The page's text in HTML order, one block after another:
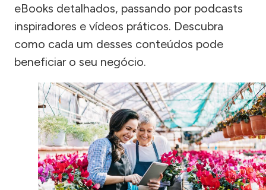
eBooks detalhados, passando por podcasts
inspiradores e vídeos práticos. Descubra
como cada um desses conteúdos pode
beneficiar o seu negócio.